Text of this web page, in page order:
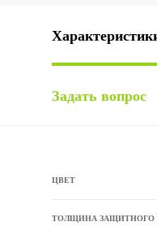
Задать вопрос
ЦВЕТ
ТОЛЩИНА ЗАЩИТНОГО